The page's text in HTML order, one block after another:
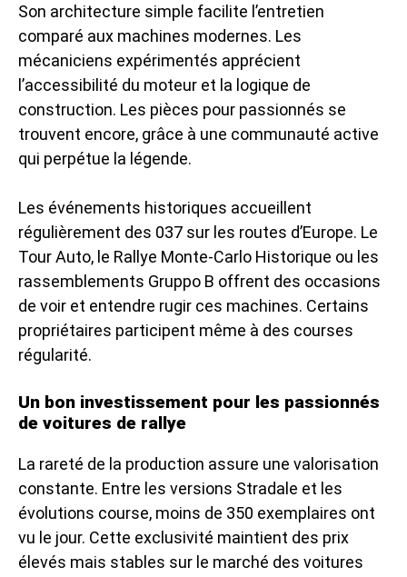
Son architecture simple facilite l’entretien
comparé aux machines modernes. Les
mécaniciens expérimentés apprécient
l’accessibilité du moteur et la logique de
construction. Les pièces pour passionnés se
trouvent encore, grâce à une communauté active
qui perpétue la légende.
Les événements historiques accueillent
régulièrement des 037 sur les routes d’Europe. Le
Tour Auto, le Rallye Monte-Carlo Historique ou les
rassemblements Gruppo B offrent des occasions
de voir et entendre rugir ces machines. Certains
propriétaires participent même à des courses
régularité.
Un bon investissement pour les passionnés
de voitures de rallye
La rareté de la production assure une valorisation
constante. Entre les versions Stradale et les
évolutions course, moins de 350 exemplaires ont
vu le jour. Cette exclusivité maintient des prix
élevés mais stables sur le marché des voitures